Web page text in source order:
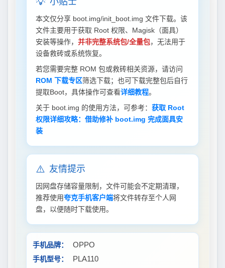
本文仅分享 boot.img/init_boot.img 文件下载。该
文件主要用于获取 Root 权限、Magisk（面具）
安装等操作， 并非完整系统包/全量包，无法用于
设备救砖或系统恢复。
若您需要完整 ROM 包或救砖相关资源，请访问
ROM 下载专区筛选下载；也可下载完整包后自行
提取Boot，具体操作可查看详细教程。
关于 boot.img 的使用方法，可参考： 获取 Root
权限详细攻略：借助修补 boot.img 完成面具安
装
⚠️ 友情提示
因网盘存储容量限制，文件可能会不定期清理，
推荐使用夸克手机客户端将文件转存至个人网
盘，以便随时下载使用。
手机品牌： OPPO
手机型号： PLA110